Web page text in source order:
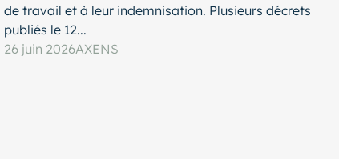
de travail et à leur indemnisation. Plusieurs décrets
publiés le 12...
26 juin 2026AXENS